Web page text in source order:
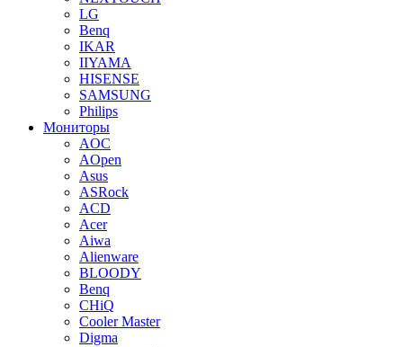
LG
Benq
IKAR
IIYAMA
HISENSE
SAMSUNG
Philips
Мониторы
AOC
AOpen
Asus
ASRock
ACD
Acer
Aiwa
Alienware
BLOODY
Benq
CHiQ
Cooler Master
Digma